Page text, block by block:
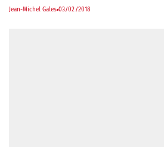
Jean-Michel Gales 03/02/2018